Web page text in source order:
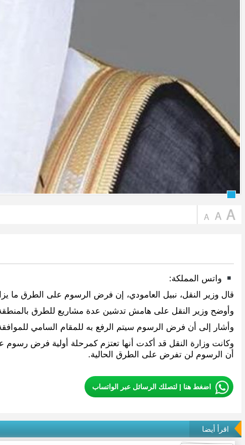
واتس المملكة:
قال وزير النقل، نبيل العامودي، إن فرض الرسوم على الطرق ما
وأوضح وزير النقل على هامش تدشين عدة مشاريع للطرق بالمنطقة الشرقية أنه تم تحديد 6 طرق بالمملكة، متوقعاً البدء في فرض
وأشار إلى أن فرض الرسوم سيتم الرفع به للمقام السامي
وكانت وزارة النقل قد أكدت أنها تعتزم كمرحلة أولية فرض رسوم
أن الرسوم لن تفرض على الطرق الحالية.
اضغط هنا | لتصلك الرسائل عبر الواتساب
اقرأ أيضا